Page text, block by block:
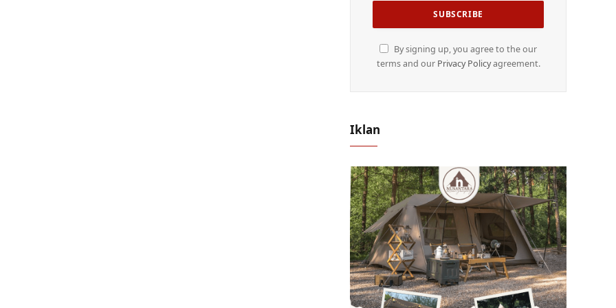
By signing up, you agree to the our
terms and our Privacy Policyagreement.
Iklan